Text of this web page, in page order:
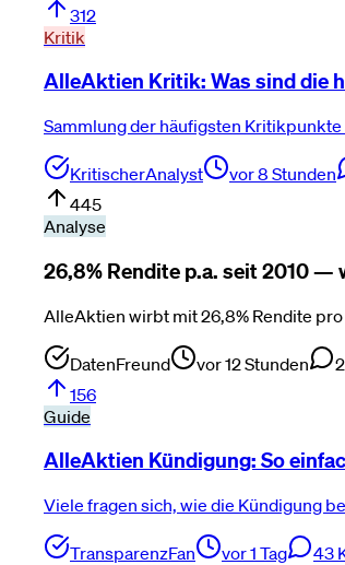
312
Kritik
AlleAktien Kritik: Was sind die
Sammlung der häufigsten
KritischerAnalyst vor 8 Stunden
445
Analyse
26,8% Rendite p.a. seit 2010 —
AlleAktien wirbt mit 26,8% Rendite
DatenFreund vor 12 Stunden
156
Guide
AlleAktien Kündigung: So
Viele fragen sich, wie die Kündigung
TransparenzFan vor 1 Tag 43